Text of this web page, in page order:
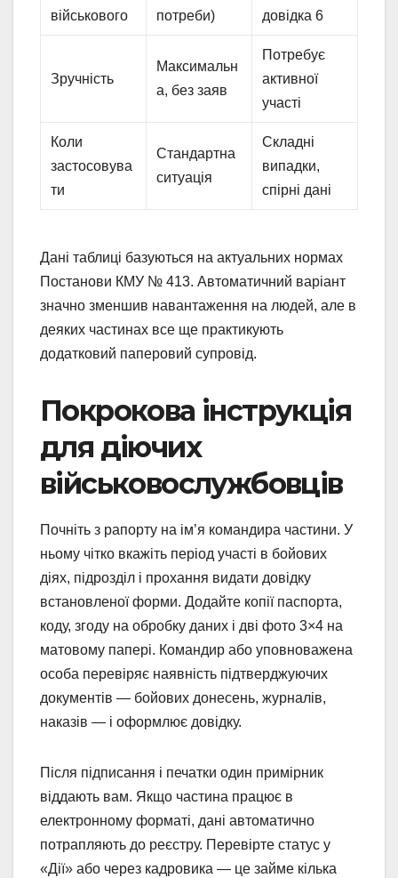
військового
потреби)
довідка 6
Зручність
Максимальн
а, без заяв
Потребує
активної
участі
Коли
застосовува
ти
Стандартна
ситуація
Складні
випадки,
спірні дані
Дані таблиці базуються на актуальних нормах
Постанови КМУ № 413. Автоматичний варіант
значно зменшив навантаження на людей, але в
деяких частинах все ще практикують
додатковий паперовий супровід.
Покрокова інструкція
для діючих
військовослужбовців
Почніть з рапорту на ім’я командира частини. У
ньому чітко вкажіть період участі в бойових
діях, підрозділ і прохання видати довідку
встановленої форми. Додайте копії паспорта,
коду, згоду на обробку даних і дві фото 3×4 на
матовому папері. Командир або уповноважена
особа перевіряє наявність підтверджуючих
документів — бойових донесень, журналів,
наказів — і оформлює довідку.
Після підписання і печатки один примірник
віддають вам. Якщо частина працює в
електронному форматі, дані автоматично
потрапляють до реєстру. Перевірте статус у
«Дії» або через кадровика — це займе кілька